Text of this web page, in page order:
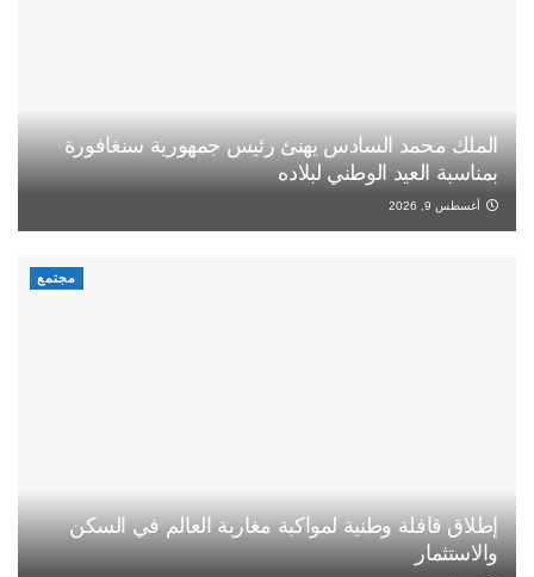
الملك محمد السادس يهنئ رئيس جمهورية سنغافورة
بمناسبة العيد الوطني لبلاده
أغسطس 9, 2026
مجتمع
إطلاق قافلة وطنية لمواكبة مغاربة العالم في السكن
والاستثمار